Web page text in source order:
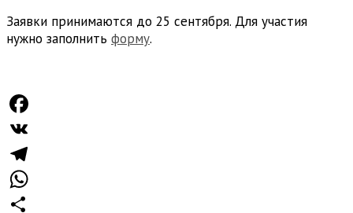
Заявки принимаются до 25 сентября. Для участия
нужно заполнить форму.
Facebook
VK
Telegram
WhatsApp